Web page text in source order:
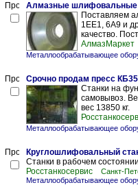
Алмазные шлифовальные
Поставляем
1ЕЕ1, 6А9 и
качество.
АлмазМаркет
Металлообрабатывающее
Срочно продам пресс
Станки на
самовывоз.
вес 13850 кг.
Металлообрабатывающее
Круглошлифовальный
Станки в рабочем
Росстанкосервис
Санкт-
Металлообрабатывающее